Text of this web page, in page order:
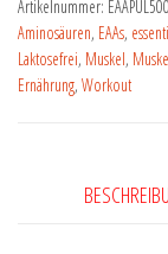
Artikelnummer:
Aminosäuren, EAAs,
Laktosefrei, Muskel,
Ernährung, Workout